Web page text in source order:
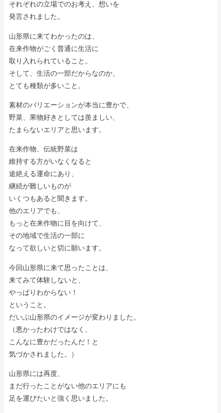
それぞれの立場でのお考え、想いを
発言されました。
山形県に来てわかったのは、
在来作物がごく普通に生活に
取り入れられていること。
そして、生活の一部だからなのか、
とても種類が多いこと。
素材のバリエーションが本当に豊かで、
野菜、果物好きとしては羨ましい、
たまらないエリアと思います。
在来作物、伝統野菜は
維持する方がいなくなると
途絶える運命にあり、
継続が難しいものが
いくつもあると聞きます。
他のエリアでも、
もっと在来作物に目を向けて、
その地域で生活の一部に
なって欲しいと切に願います。
今回山形県に来て思ったことは、
来てみて体験しないと、
やっぱりわからない！
ということ。
だいぶ山形県のイメージが変わりました。
（悪かったわけではなく、
こんなに豊かだったんだ！と
気づかされました。）
山形県には再度、
まだ行ったことがない他のエリアにも
足を運びたいと強く思いました。